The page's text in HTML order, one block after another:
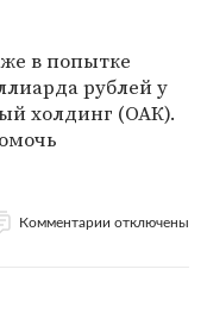
в попытке
рублей у
холдинг (ОАК).
Комментарии отключены